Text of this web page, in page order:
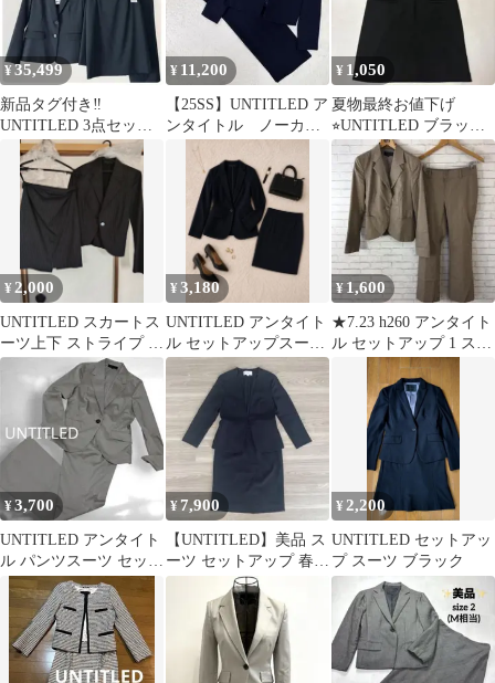
¥35,499
新品タグ付き‼
UNTITLED 3点セット
スーツ ブラック ス
カート パンツ М
¥ 11,200
【25SS】UNTITLED ア
ンタイトル ノーカラ
¥ 1,050
夏物最終お値下げ
⭐︎UNTITLED ブラック
ワンピース フォーマ
ル サイズ2
¥2,000
UNTITLED スカートス
ーツ上下 ストライプ ブ
ラック サイズ1
¥3,180
UNTITLED アンタイト
ル セットアップスーツ
紺 1
¥ 1,600
★7.23 h260 アンタイト
ル セットアップ 1 スー
¥3,700
UNTITLED アンタイト
ル パンツスーツ セット
アップ ベージュ
¥ 7,900
【UNTITLED】美品 ス
ーツ セットアップ 春
夏 秋 アンタイトル
¥2,200
UNTITLED セットアッ
プ スーツ ブラック